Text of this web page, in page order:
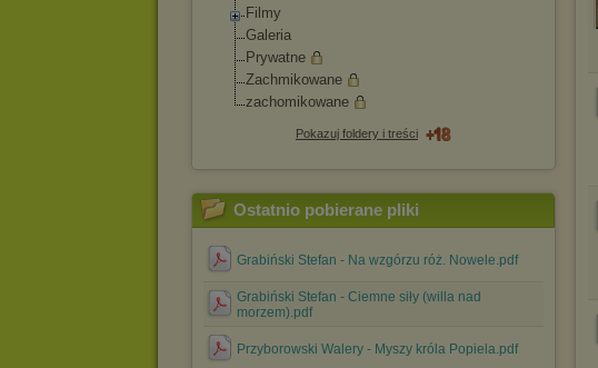
Filmy
Galeria
Prywatne
Zachmikowane
zachomikowane
Pokazuj foldery i treści
Ostatnio pobierane pliki
Grabiński Stefan - Na wzgórzu róż. Nowele.pdf
Grabiński Stefan - Ciemne siły (willa nad
morzem).pdf
Przyborowski Walery - Myszy króla Popiela.pdf